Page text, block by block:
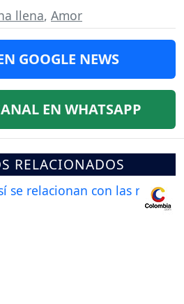
llena, Amor
GOOGLE NEWS
EN WHATSAPP
RELACIONADOS